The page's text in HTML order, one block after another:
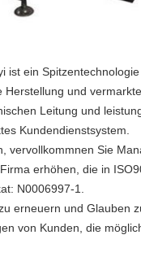
ist ein
und
Leitung und
Kundendienstsystem.
vervollkommnen Sie
erhöhen, die in
N0006997-1.
erneuern und Glauben
von Kunden, die